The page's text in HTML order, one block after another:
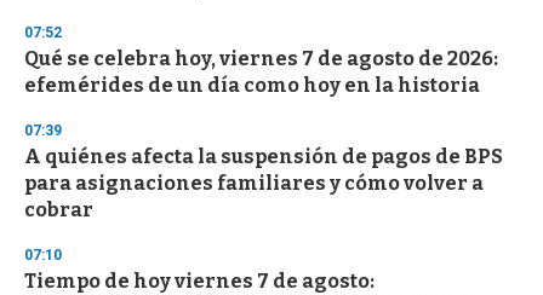
07:52
Qué se celebra hoy, viernes 7 de agosto de 2026:
efemérides de un día como hoy en la historia
07:39
A quiénes afecta la suspensión de pagos de BPS
para asignaciones familiares y cómo volver a
cobrar
07:10
Tiempo de hoy viernes 7 de agosto: